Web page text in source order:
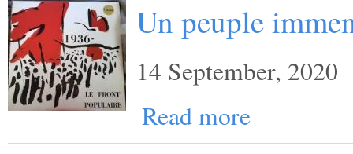
Un peuple
14 September, 2020
Read more